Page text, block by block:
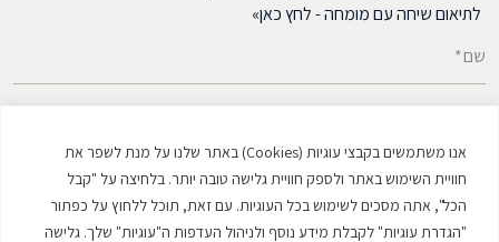
אנו משתמשים בקבצי עוגיות (Cookies) באתר שלנו על מנת לשפר את
חוויית השימוש באתר ולספק חוויית גלישה טובה יותר. בלחיצה על "קבל
הכל", אתה מסכים לשימוש בכל העוגיות. עם זאת, תוכל ללחוץ על כפתור
"הגדרת עוגיות" לקבלת מידע נוסף ולניהול העדפות ה"עוגיות" שלך. גלישה
לתיאום שיחה עם מומחה - לחץ כאן»
שם*
דואל*